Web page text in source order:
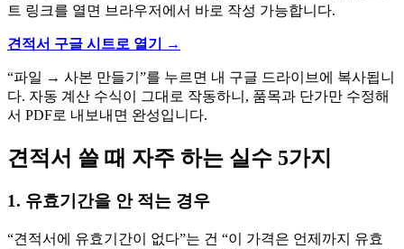
트 링크를 열면 브라우저에서 바로 작성 가능합니다.
견적서 구글 시트로 열기 →
“파일 → 사본 만들기”를 누르면 내 구글 드라이브에 복사됩니
다. 자동 계산 수식이 그대로 작동하니, 품목과 단가만 수정해
서 PDF로 내보내면 완성입니다.
견적서 쓸 때 자주 하는 실수 5가지
1. 유효기간을 안 적는 경우
“견적서에 유효기간이 없다”는 건 “이 가격은 언제까지 유효